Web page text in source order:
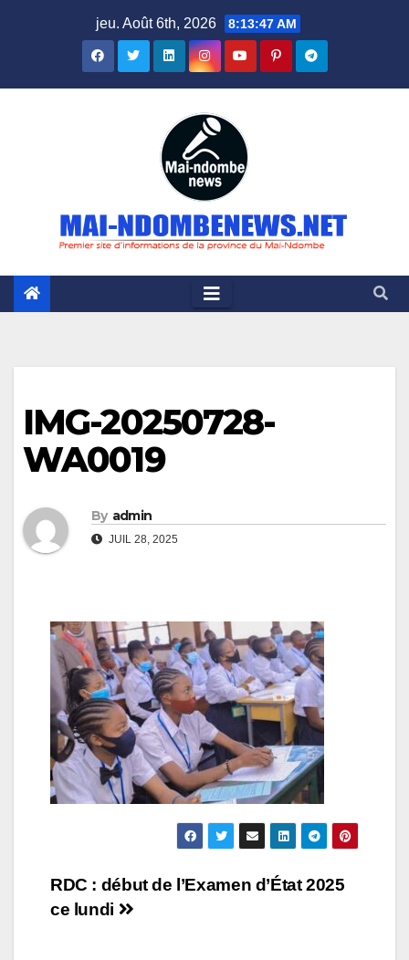
jeu. Août 6th, 2026 8:13:47 AM
IMG-20250728-
WA0019
By admin
JUIL 28, 2025
Navigation
RDC : début de l’Examen d’État 2025
ce lundi